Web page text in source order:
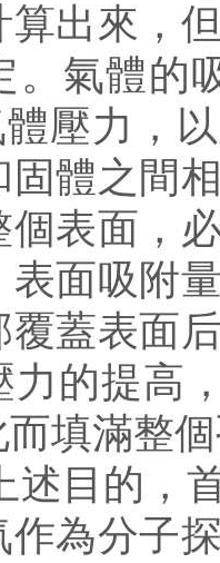
算出來，
。氣體的
體壓力，
固體之間
個表面，
面吸附
蓋表面
力的提高
填滿整
的，首
為分子